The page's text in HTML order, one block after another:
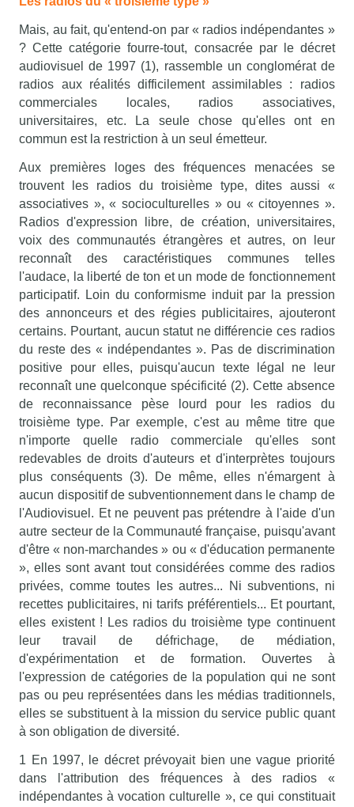
Mais, au fait, qu'entend-on par « radios indépendantes »
? Cette catégorie fourre-tout, consacrée par le décret
audiovisuel de 1997 (1), rassemble un conglomérat de
radios aux réalités difficilement assimilables : radios
commerciales locales, radios associatives,
universitaires, etc. La seule chose qu'elles ont en
commun est la restriction à un seul émetteur.
Aux premières loges des fréquences menacées se
trouvent les radios du troisième type, dites aussi «
associatives », « socioculturelles » ou « citoyennes ».
Radios d'expression libre, de création, universitaires,
voix des communautés étrangères et autres, on leur
reconnaît des caractéristiques communes telles
l'audace, la liberté de ton et un mode de fonctionnement
participatif. Loin du conformisme induit par la pression
des annonceurs et des régies publicitaires, ajouteront
certains. Pourtant, aucun statut ne différencie ces radios
du reste des « indépendantes ». Pas de discrimination
positive pour elles, puisqu'aucun texte légal ne leur
reconnaît une quelconque spécificité (2). Cette absence
de reconnaissance pèse lourd pour les radios du
troisième type. Par exemple, c'est au même titre que
n'importe quelle radio commerciale qu'elles sont
redevables de droits d'auteurs et d'interprètes toujours
plus conséquents (3). De même, elles n'émargent à
aucun dispositif de subventionnement dans le champ de
l'Audiovisuel. Et ne peuvent pas prétendre à l'aide d'un
autre secteur de la Communauté française, puisqu'avant
d'être « non-marchandes » ou « d'éducation permanente
», elles sont avant tout considérées comme des radios
privées, comme toutes les autres... Ni subventions, ni
recettes publicitaires, ni tarifs préférentiels... Et pourtant,
elles existent ! Les radios du troisième type continuent
leur travail de défrichage, de médiation,
d'expérimentation et de formation. Ouvertes à
l'expression de catégories de la population qui ne sont
pas ou peu représentées dans les médias traditionnels,
elles se substituent à la mission du service public quant
à son obligation de diversité.
1 En 1997, le décret prévoyait bien une vague priorité
dans l'attribution des fréquences à des radios «
indépendantes à vocation culturelle », ce qui constituait